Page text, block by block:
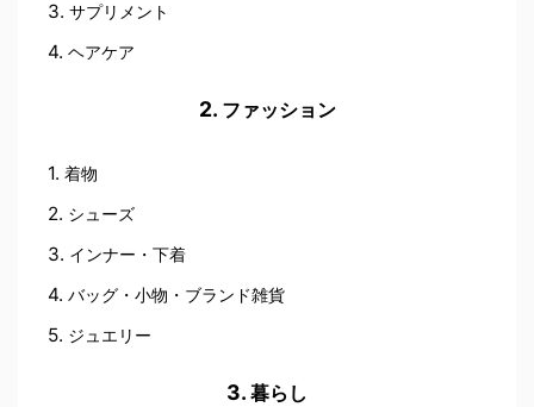
サプリメント
ヘアケア
ファッション
着物
シューズ
インナー・下着
バッグ・小物・ブランド雑貨
ジュエリー
暮らし